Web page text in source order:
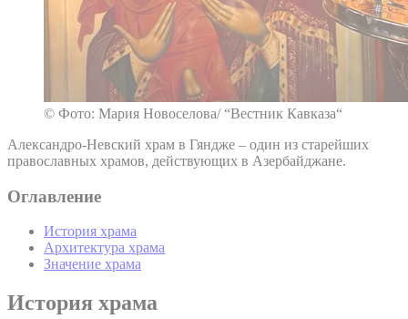
© Фото: Мария Новоселова/ “Вестник Кавказа“
Александро-Невский храм в Гяндже – один из старейших
православных храмов, действующих в Азербайджане.
Оглавление
История храма
Архитектура храма
Значение храма
История храма